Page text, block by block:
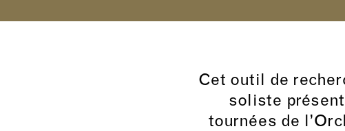
Cet outil de
soliste
tournées de